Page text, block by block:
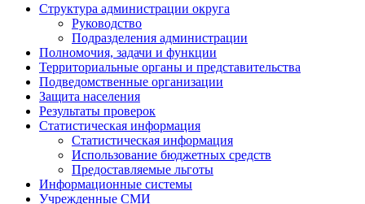
Структура администрации округа
Руководство
Подразделения администрации
Полномочия, задачи и функции
Территориальные органы и представительства
Подведомственные организации
Защита населения
Результаты проверок
Статистическая информация
Статистическая информация
Использование бюджетных средств
Предоставляемые льготы
Информационные системы
Учрежденные СМИ